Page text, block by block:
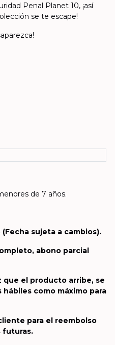
Penal Planet 10, ¡así
se te escape!
de 7 años.
(Fecha sujeta a cambios).
abono parcial
que el producto arribe, se
como máximo para
para el reembolso
futuras.